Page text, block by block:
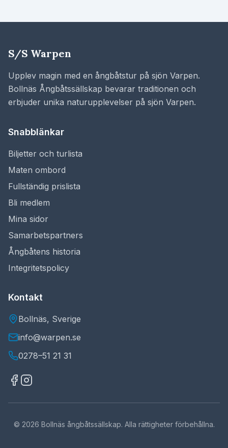
S/S Warpen
Upplev magin med en ångbåtstur på sjön Varpen.
Bollnäs Ångbåtssällskap bevarar traditionen och
erbjuder unika naturupplevelser på sjön Varpen.
Snabblänkar
Biljetter och turlista
Maten ombord
Fullständig prislista
Bli medlem
Mina sidor
Samarbetspartners
Ångbåtens historia
Integritetspolicy
Kontakt
Bollnäs, Sverige
info@warpen.se
0278–51 21 31
© 2026 Bollnäs ångbåtssällskap. Alla rättigheter förbehållna.